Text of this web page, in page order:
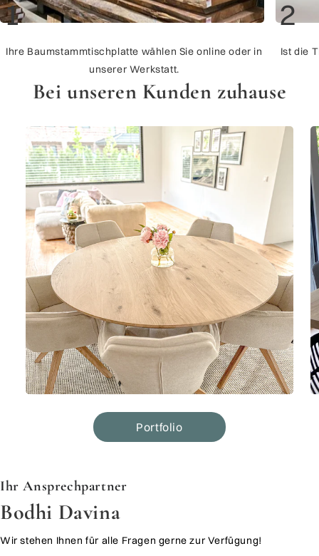
1
Ihre Baumstammtischplatte wählen Sie online oder in
unserer Werkstatt.
2
Ist die
Bei unseren Kunden zuhause
Portfolio
​​​​​​​Ihr Ansprechpartner
Bodhi Davina
Wir stehen Ihnen für alle Fragen gerne zur Verfügung!